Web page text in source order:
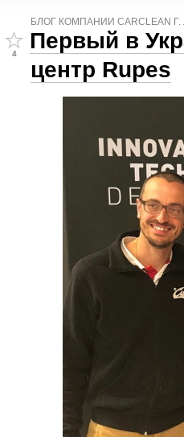
БЛОГ КОМПАНИИ СARCLEAN Г.
4
Первый в
центр Rupes